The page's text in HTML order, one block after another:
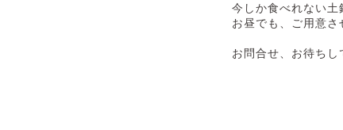
今しか食べれない土
お昼でも、ご用意さ
お問合せ、お待ちし